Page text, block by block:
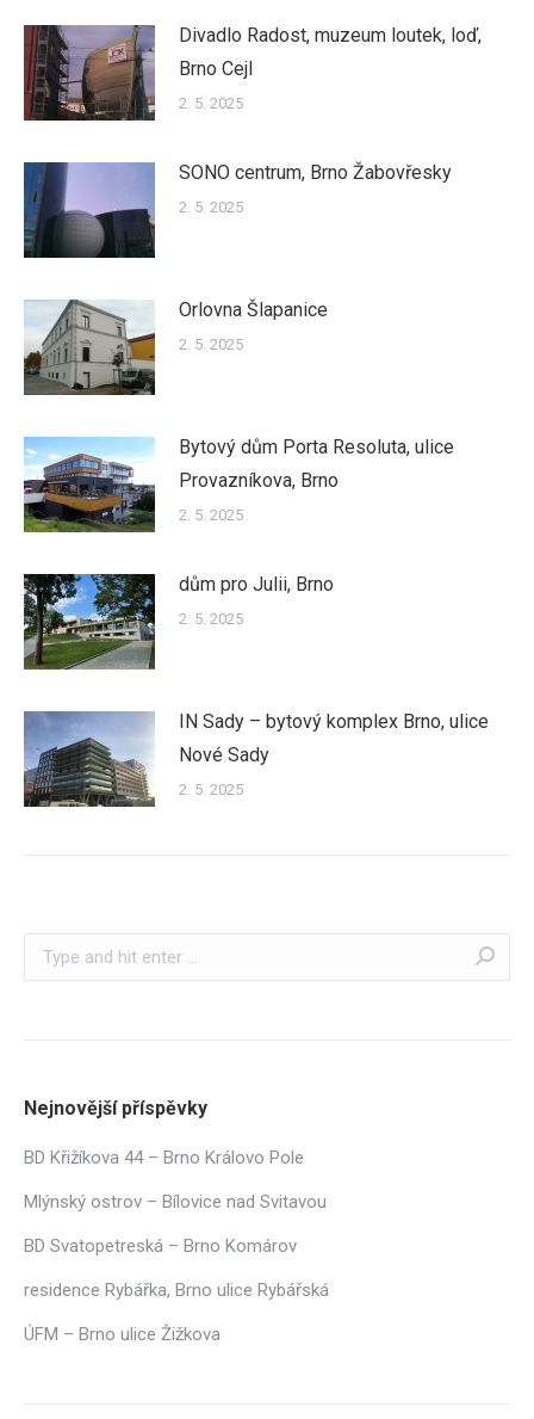
Divadlo Radost, muzeum loutek, loď,
Brno Cejl
2. 5. 2025
SONO centrum, Brno Žabovřesky
2. 5. 2025
Orlovna Šlapanice
2. 5. 2025
Bytový dům Porta Resoluta, ulice
Provazníkova, Brno
2. 5. 2025
dům pro Julii, Brno
2. 5. 2025
IN Sady – bytový komplex Brno, ulice
Nové Sady
2. 5. 2025
Search:
Nejnovější příspěvky
BD Křižíkova 44 – Brno Královo Pole
Mlýnský ostrov – Bílovice nad Svitavou
BD Svatopetreská – Brno Komárov
residence Rybářka, Brno ulice Rybářská
ÚFM – Brno ulice Žižkova